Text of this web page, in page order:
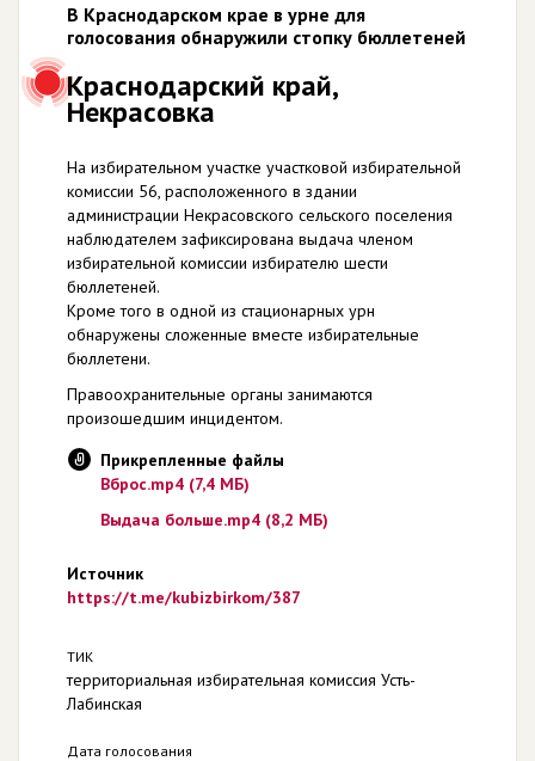
В Краснодарском крае в урне для
голосования обнаружили стопку бюллетеней
Краснодарский край,
Некрасовка
На избирательном участке участковой избирательной
комиссии 56, расположенного в здании
администрации Некрасовского сельского поселения
наблюдателем зафиксирована выдача членом
избирательной комиссии избирателю шести
бюллетеней.
Кроме того в одной из стационарных урн
обнаружены сложенные вместе избирательные
бюллетени.
Правоохранительные органы занимаются
произошедшим инцидентом.
Прикрепленные файлы
Вброс.mp4 (7,4 МБ)
Выдача больше.mp4 (8,2 МБ)
Источник
https://t.me/kubizbirkom/387
ТИК
территориальная избирательная комиссия Усть-
Лабинская
Дата голосования